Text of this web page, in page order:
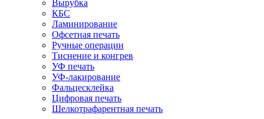
Вырубка
КБС
Ламинирование
Офсетная печать
Ручные операции
Тиснение и конгрев
УФ печать
УФ-лакирование
Фальцесклейка
Цифровая печать
Шелкотрафарентная печать